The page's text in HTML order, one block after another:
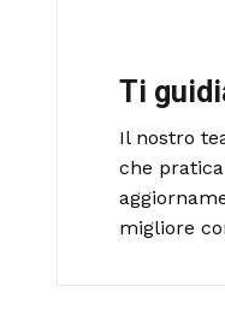
Ti
Il nostro
che
migliore